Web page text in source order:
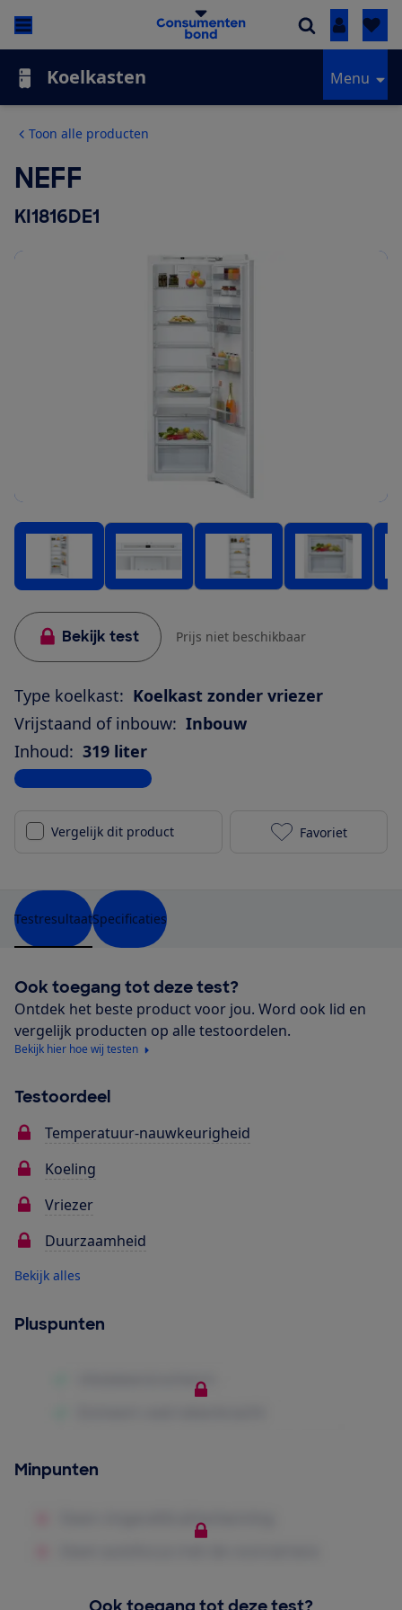
Inloggen
Koelkasten Menu
Toon alle producten
NEFF
KI1816DE1
Bekijk test Prijs niet beschikbaar
Type koelkast: Koelkast zonder vriezer
Vrijstaand of inbouw: Inbouw
Inhoud: 319 liter
Bekijk alle specificaties
Vergelijk dit product NEFF
Favoriet
TestresultaatSpecificaties
Ook toegang tot deze test?
Ontdek het beste product voor jou. Word ook lid en
vergelijk producten op alle testoordelen.
Bekijk hier hoe wij testen
Testoordeel
Temperatuur-nauwkeurigheid
Koeling
Vriezer
Duurzaamheid
Bekijk alles
Pluspunten
Minpunten